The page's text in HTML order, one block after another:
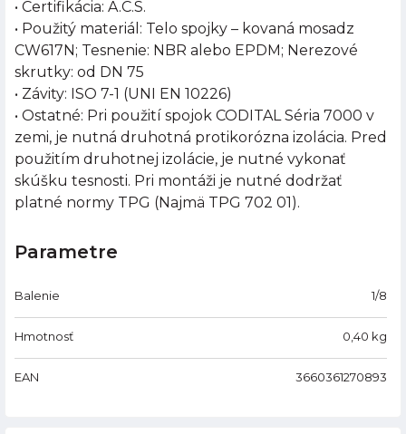
• Certifikácia: A.C.S.
• Použitý materiál: Telo spojky – kovaná mosadz
CW617N; Tesnenie: NBR alebo EPDM; Nerezové
skrutky: od DN 75
• Závity: ISO 7-1 (UNI EN 10226)
• Ostatné: Pri použití spojok CODITAL Séria 7000 v
zemi, je nutná druhotná protikorózna izolácia. Pred
použitím druhotnej izolácie, je nutné vykonať
skúšku tesnosti. Pri montáži je nutné dodržať
platné normy TPG (Najmä TPG 702 01).
Parametre
Balenie 1/8
Hmotnosť 0,40 kg
EAN 3660361270893